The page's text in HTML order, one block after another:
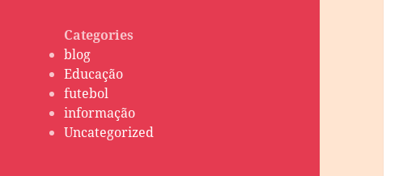
Categories
blog
Educação
futebol
informação
Uncategorized